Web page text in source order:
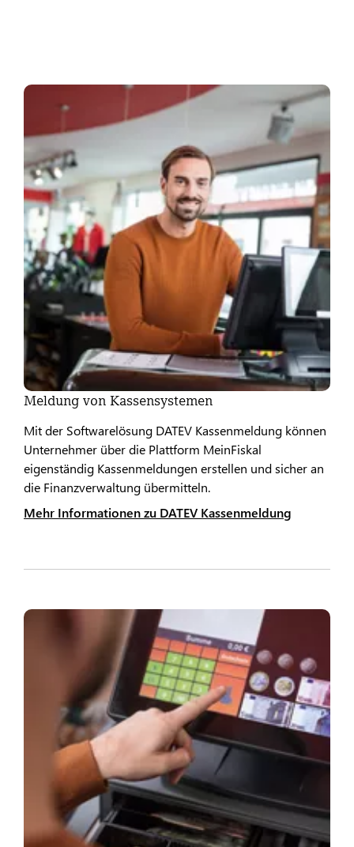
Meldung von Kassensystemen
Mit der Softwarelösung DATEV Kassenmeldung können
Unternehmer über die Plattform MeinFiskal
eigenständig Kassenmeldungen erstellen und sicher an
die Finanzverwaltung übermitteln.
Mehr Informationen zu DATEV Kassenmeldung